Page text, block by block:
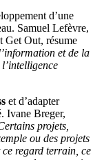
d’une
Samuel Lefèvre,
Get Out, résume
et de la
et d’adapter
Ivane Breger,
projets,
ou des projets
ce regard terrain, ce